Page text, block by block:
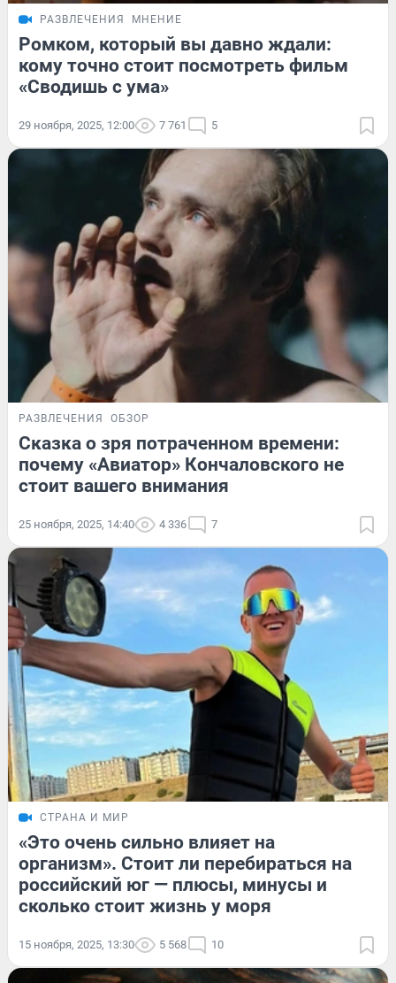
РАЗВЛЕЧЕНИЯ МНЕНИЕ
Ромком, который вы давно ждали:
кому точно стоит посмотреть фильм
«Сводишь с ума»
29 ноября, 2025, 12:00 7 761 5
РАЗВЛЕЧЕНИЯ ОБЗОР
Сказка о зря потраченном времени:
почему «Авиатор» Кончаловского не
стоит вашего внимания
25 ноября, 2025, 14:40 4 336 7
СТРАНА И МИР
«Это очень сильно влияет на
организм». Стоит ли перебираться на
российский юг — плюсы, минусы и
сколько стоит жизнь у моря
15 ноября, 2025, 13:30 5 568 10